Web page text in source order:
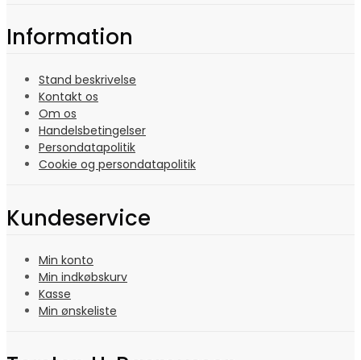
Information
Stand beskrivelse
Kontakt os
Om os
Handelsbetingelser
Persondatapolitik
Cookie og persondatapolitik
Kundeservice
Min konto
Min indkøbskurv
Kasse
Min ønskeliste